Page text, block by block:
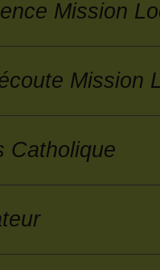
Mission
Mission
Catholique